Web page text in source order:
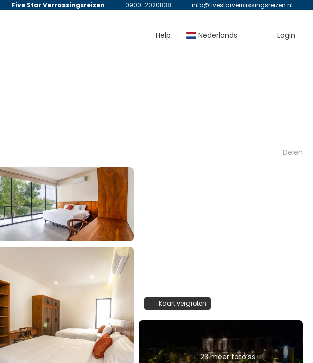
Five Star Verrassingsreizen 0900-2020838 info@fivestarverrassingsreizen.nl
Help Nederlands Login
Delen
Kaart vergroten
23 meer foto’ss